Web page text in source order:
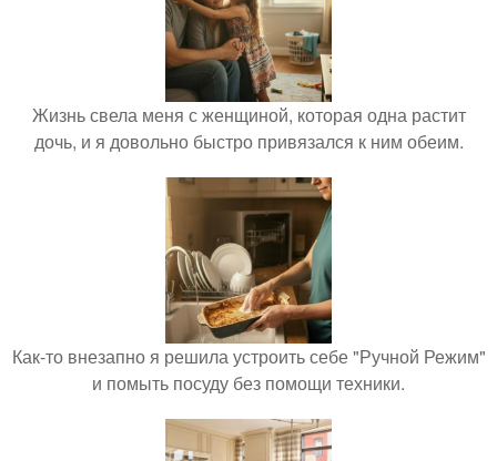
Жизнь свела меня с женщиной, которая одна растит
дочь, и я довольно быстро привязался к ним обеим.
Как-то внезапно я решила устроить себе "Ручной Режим"
и помыть посуду без помощи техники.